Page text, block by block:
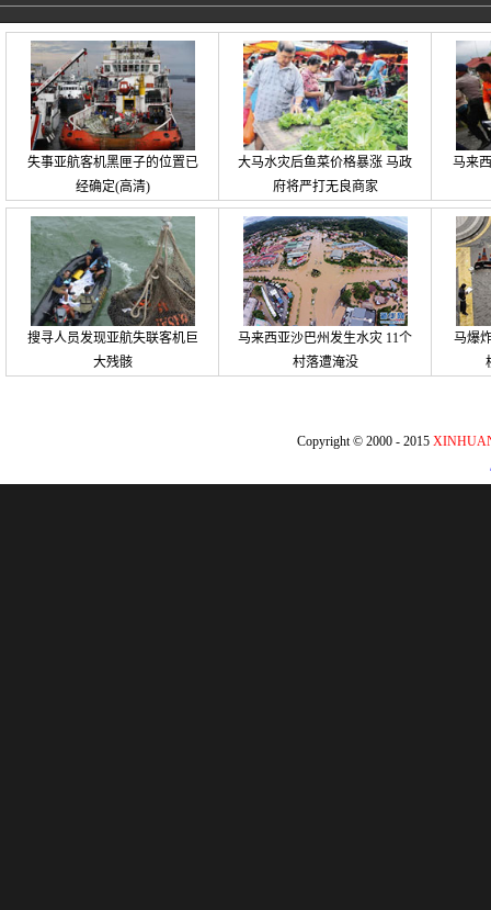
失事亚航客机黑匣子的位置已
经确定(高清)
大马水灾后鱼菜价格暴涨 马政
府将严打无良商家
马来
搜寻人员发现亚航失联客机巨
大残骸
马来西亚沙巴州发生水灾 11个
村落遭淹没
马爆
Copyright © 2000 - 2015